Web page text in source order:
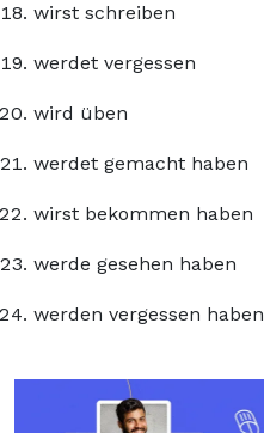
wirst schreiben
werdet vergessen
wird üben
werdet gemacht haben
wirst bekommen haben
werde gesehen haben
werden vergessen haben